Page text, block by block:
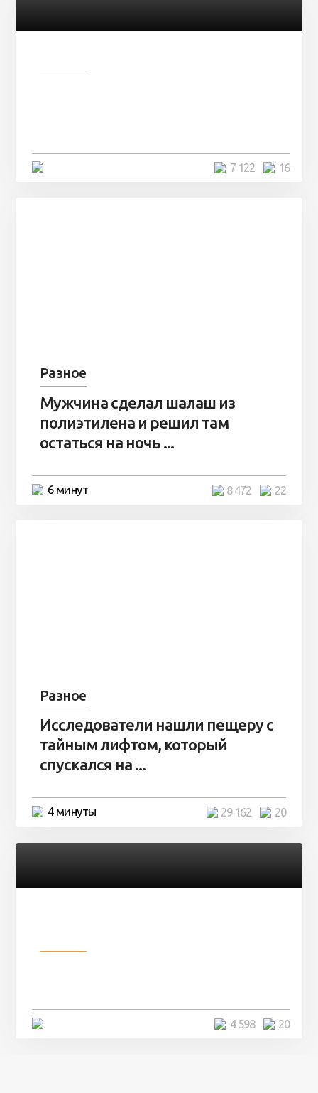
16
7 122
Разное
Мужчина сделал шалаш из
полиэтилена и решил там
остаться на ночь ...
6 минут 22
8 472
Разное
Исследователи нашли пещеру с
тайным лифтом, который
спускался на ...
4 минуты 20
29 162
20
4 598